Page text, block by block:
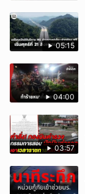
05:15
04:00
03:57